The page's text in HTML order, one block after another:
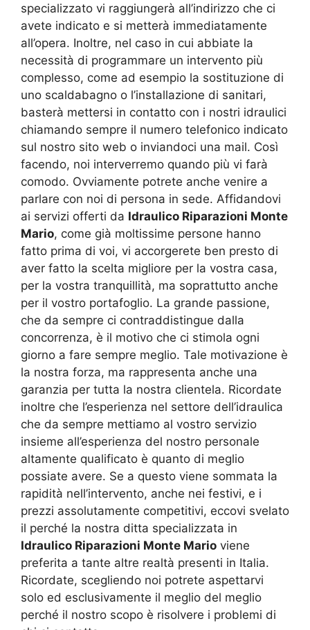
specializzato vi raggiungerà all’indirizzo che ci
avete indicato e si metterà immediatamente
all’opera. Inoltre, nel caso in cui abbiate la
necessità di programmare un intervento più
complesso, come ad esempio la sostituzione di
uno scaldabagno o l’installazione di sanitari,
basterà mettersi in contatto con i nostri idraulici
chiamando sempre il numero telefonico indicato
sul nostro sito web o inviandoci una mail. Così
facendo, noi interverremo quando più vi farà
comodo. Ovviamente potrete anche venire a
parlare con noi di persona in sede. Affidandovi
ai servizi offerti da Idraulico Riparazioni Monte
Mario, come già moltissime persone hanno
fatto prima di voi, vi accorgerete ben presto di
aver fatto la scelta migliore per la vostra casa,
per la vostra tranquillità, ma soprattutto anche
per il vostro portafoglio. La grande passione,
che da sempre ci contraddistingue dalla
concorrenza, è il motivo che ci stimola ogni
giorno a fare sempre meglio. Tale motivazione è
la nostra forza, ma rappresenta anche una
garanzia per tutta la nostra clientela. Ricordate
inoltre che l’esperienza nel settore dell’idraulica
che da sempre mettiamo al vostro servizio
insieme all’esperienza del nostro personale
altamente qualificato è quanto di meglio
possiate avere. Se a questo viene sommata la
rapidità nell’intervento, anche nei festivi, e i
prezzi assolutamente competitivi, eccovi svelato
il perché la nostra ditta specializzata in
Idraulico Riparazioni Monte Mario viene
preferita a tante altre realtà presenti in Italia.
Ricordate, scegliendo noi potrete aspettarvi
solo ed esclusivamente il meglio del meglio
perché il nostro scopo è risolvere i problemi di